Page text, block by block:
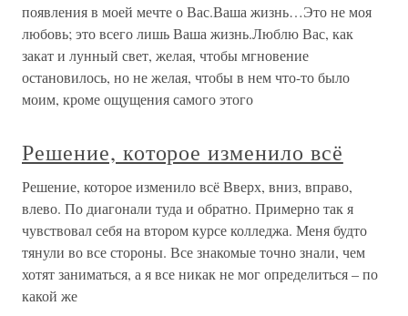
появления в моей мечте о Вас.Ваша жизнь…Это не моя
любовь; это всего лишь Ваша жизнь.Люблю Вас, как
закат и лунный свет, желая, чтобы мгновение
остановилось, но не желая, чтобы в нем что-то было
моим, кроме ощущения самого этого
Решение, которое изменило всё
Решение, которое изменило всё Вверх, вниз, вправо,
влево. По диагонали туда и обратно. Примерно так я
чувствовал себя на втором курсе колледжа. Меня будто
тянули во все стороны. Все знакомые точно знали, чем
хотят заниматься, а я все никак не мог определиться – по
какой же